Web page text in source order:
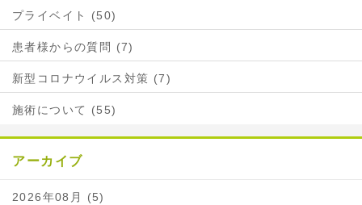
プライベイト (50)
患者様からの質問 (7)
新型コロナウイルス対策 (7)
施術について (55)
アーカイブ
2026年08月 (5)